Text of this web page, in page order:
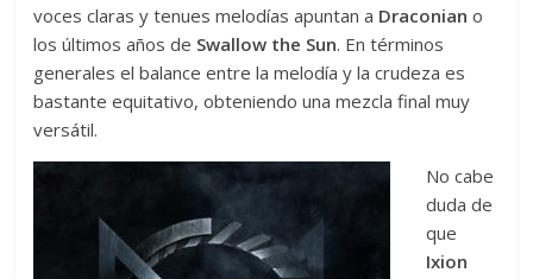
voces claras y tenues melodías apuntan a Draconian o
los últimos años de Swallow the Sun. En términos
generales el balance entre la melodía y la crudeza es
bastante equitativo, obteniendo una mezcla final muy
versátil.
No cabe
duda de
que
Ixion